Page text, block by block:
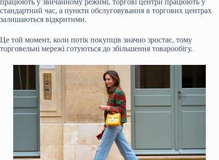
працюють у звичайному режимі, торгові центри працюють у
стандартний час, а пункти обслуговування в торгових центрах
залишаються відкритими.
Це той момент, коли потік покупців значно зростає, тому
торговельні мережі готуються до збільшення товарообігу.